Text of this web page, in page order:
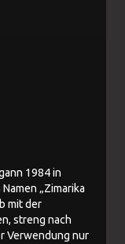
1984 in
„Zimarika
mit der
streng nach
Verwendung nur